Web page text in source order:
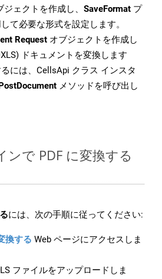
ジェクトを作成し、 SaveFormat プ
て必要な形式を設定します。
Request オブジェクトを作成し
ドキュメントを変換します
には、CellsApi クラス インスタ
メソッドを呼び出し
ンで PDF に変換する
には、次の手順に従ってください:
換する Web ページにアクセスしま
ファイルをアップロードしま